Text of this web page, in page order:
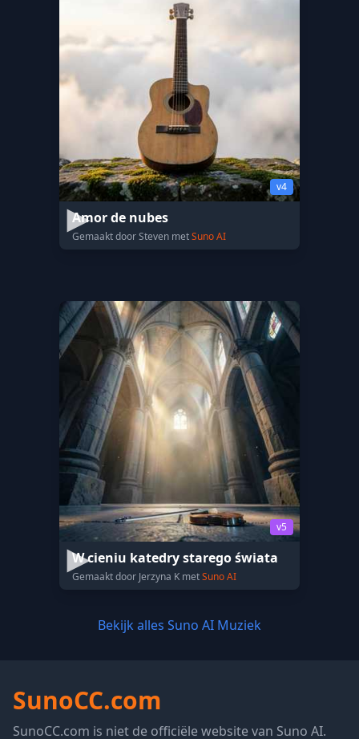
v4
Amor de nubes
Gemaakt door Steven metSuno AI
v5
W cieniu katedry starego świata
Gemaakt door Jerzyna K metSuno AI
Bekijk alles Suno AI Muziek
SunoCC.com
SunoCC.com is niet de officiële website van Suno AI.